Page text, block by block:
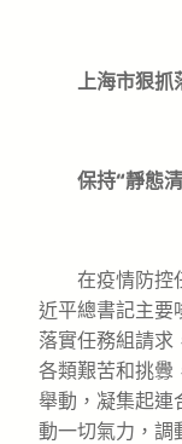
上海市狠抓
保持“靜態
在疫情防控任
近平總書記主要
落實任務組請求
各類艱苦和挑釁
舉動，凝集起連
動一切氣力，調